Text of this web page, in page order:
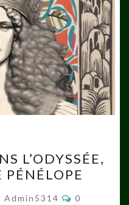
L’ODYSSÉE,
PÉNÉLOPE
Admin5314
0